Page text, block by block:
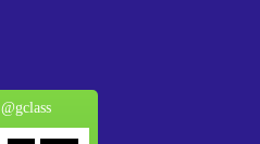
@gclass